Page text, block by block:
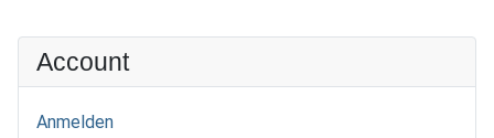
Account
Anmelden